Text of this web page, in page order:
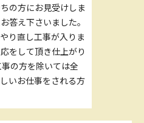
の方にお見受けしま
答え下さいました。
り直し工事が入りま
をして頂き仕上がり
の方を除いては全
いお仕事をされる方